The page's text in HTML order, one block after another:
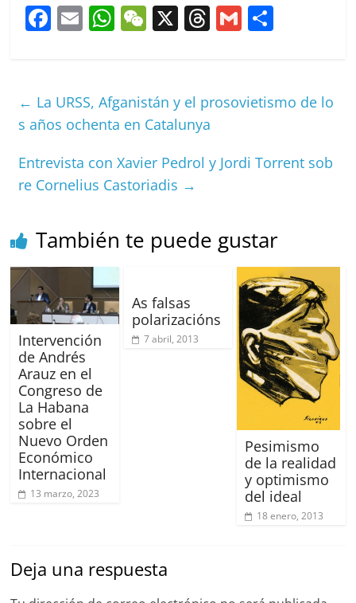
F
e
b
o
k
E
l
W
s
A
p
W
h
at
X T
a
G
l p
← La URSS, Afganistán y el prosovietismo de lo
s años ochenta en Catalunya
Entrevista con Xavier Pedrol y Jordi Torrent sob
re Cornelius Castoriadis →
También te puede gustar
Intervención
de Andrés
Arauz en el
Congreso de
La Habana
sobre el
Nuevo Orden
Económico
Internacional
13 marzo, 2023
As falsas
polarizacións
7 abril, 2013
Pesimismo
de la realidad
y optimismo
del ideal
18 enero, 2013
Deja una respuesta